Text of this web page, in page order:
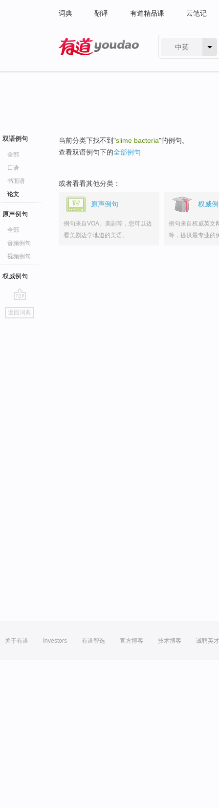
词典 翻译 有道精品课 云笔记
中英
双语例句
全部
口语
书面语
论文
原声例句
全部
音频例句
视频例句
权威例句
go
top
返回词典
当前分类下找不到"slime bacteria"的例句。
查看双语例句下的全部例句
或者看看其他分类：
原声例句
例句来自VOA、美剧等，您可以边
看美剧边学地道的美语。
权威
例句来自权威英文
等，提供最专业的
关于有道 Investors 有道智选 官方博客 技术博客 诚聘英才